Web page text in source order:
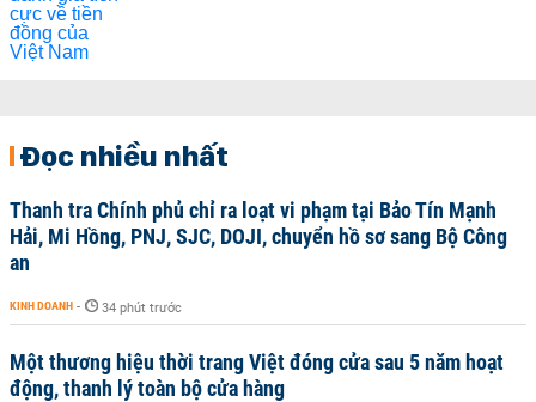
Đọc nhiều nhất
Thanh tra Chính phủ chỉ ra loạt vi phạm tại Bảo Tín Mạnh
Hải, Mi Hồng, PNJ, SJC, DOJI, chuyển hồ sơ sang Bộ Công
an
KINH DOANH - 34 phút trước
Một thương hiệu thời trang Việt đóng cửa sau 5 năm hoạt
động, thanh lý toàn bộ cửa hàng